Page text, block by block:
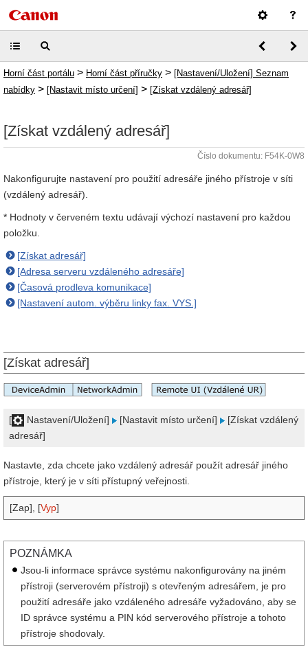
Horní část portálu > Horní část příručky > [Nastavení/Uložení] Seznam
nabídky > [Nastavit místo určení] > [Získat vzdálený adresář]
[Získat vzdálený adresář]
Číslo dokumentu: F54K-0W8
Nakonfigurujte nastavení pro použití adresáře jiného přístroje v síti
(vzdálený adresář).
* Hodnoty v červeném textu udávají výchozí nastavení pro každou
položku.
[Získat adresář]
[Adresa serveru vzdáleného adresáře]
[Časová prodleva komunikace]
[Nastavení autom. výběru linky fax. VYS.]
[Získat adresář]
[ Nastavení/Uložení] [Nastavit místo určení]
[Získat vzdálený
adresář]
Nastavte, zda chcete jako vzdálený adresář použít adresář jiného
přístroje, který je v síti přístupný veřejnosti.
[Zap], [Vyp]
POZNÁMKA
Jsou-li informace správce systému nakonfigurovány na jiném
přístroji (serverovém přístroji) s otevřeným adresářem, je pro
použití adresáře jako vzdáleného adresáře vyžadováno, aby se
ID správce systému a PIN kód serverového přístroje a tohoto
přístroje shodovaly.